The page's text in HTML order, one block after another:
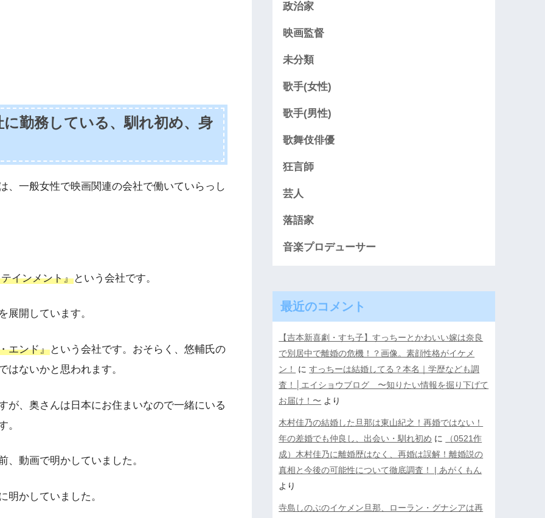
勤務している、馴れ初め、身
、一般女性で映画関連の会社で働いていらっし
インメント』という会社です。
展開しています。
エンド』という会社です。おそらく、悠輔氏の
はないかと思われます。
が、奥さんは日本にお住まいなので一緒にいる
。
、動画で明かしていました。
明かしていました。
政治家
映画監督
未分類
歌手(女性)
歌手(男性)
歌舞伎俳優
狂言師
芸人
落語家
音楽プロデューサー
最近のコメント
【吉本新喜劇・すち子】すっちーとかわいい嫁は奈良
で別居中で離婚の危機！？画像。素顔性格がイケメ
ン！
にすっちーは結婚してる？本名｜学歴なども調
査！│エイショウブログ 〜知りたい情報を掘り下げて
お届け！〜 より
木村佳乃の結婚した旦那は東山紀之！再婚ではない！
年の差婚でも仲良し、出会い・馴れ初め に
（0521作
成）木村佳乃に離婚歴はなく、再婚は誤解！離婚説の
真相と今後の可能性について徹底調査！ | あがくもん
より
寺島しのぶのイケメン旦那、ローラン・グナシアは再